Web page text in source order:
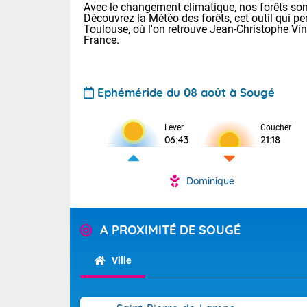
Tendance
Avec le changement climatique, nos forêts
Découvrez la Météo des forêts, cet outil qui
Toulouse, où l'on retrouve Jean-Christophe
France.
Ephéméride du 08 août à Sougé
Lever
06:43
Coucher
21:18
Dominique
A PROXIMITÉ DE SOUGÉ
Ville
Voici les
29/16 Paris :
Clermont-
Lille : 28/15
Demain
Des résidus